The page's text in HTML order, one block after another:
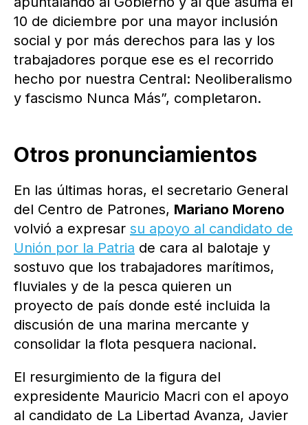
10 de diciembre por una mayor inclusión
social y por más derechos para las y los
trabajadores porque ese es el recorrido
hecho por nuestra Central: Neoliberalismo
y fascismo Nunca Más”, completaron.
Otros pronunciamientos
En las últimas horas, el secretario General
del Centro de Patrones, Mariano Moreno
volvió a expresar su apoyo al candidato de
Unión por la Patria de cara al balotaje y
sostuvo que los trabajadores marítimos,
fluviales y de la pesca quieren un
proyecto de país donde esté incluida la
discusión de una marina mercante y
consolidar la flota pesquera nacional.
El resurgimiento de la figura del
expresidente Mauricio Macri con el apoyo
al candidato de La Libertad Avanza, Javier